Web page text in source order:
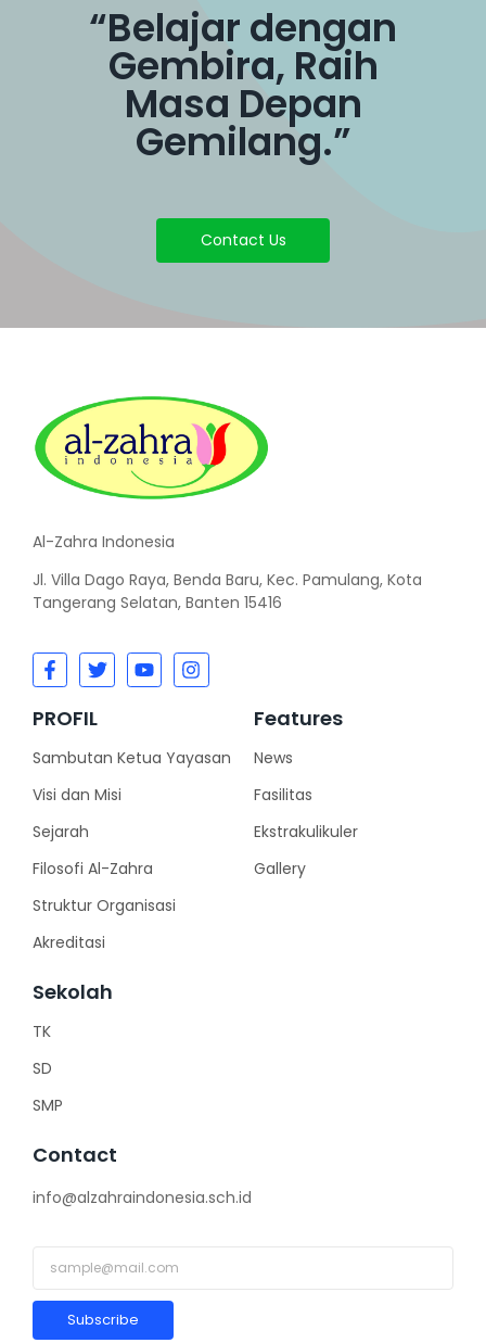
“Belajar dengan
Gembira, Raih
Masa Depan
Gemilang.”
Contact Us
Al-Zahra Indonesia
Jl. Villa Dago Raya, Benda Baru, Kec. Pamulang, Kota
Tangerang Selatan, Banten 15416
PROFIL
Sambutan Ketua Yayasan
Visi dan Misi
Sejarah
Filosofi Al-Zahra
Struktur Organisasi
Akreditasi
Features
News
Fasilitas
Ekstrakulikuler
Gallery
Sekolah
TK
SD
SMP
Contact
info@alzahraindonesia.sch.id
Subscribe